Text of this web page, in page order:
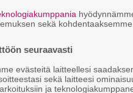
sekä
seuraavasti
evästeitä laitteellesi
sekä laitteesi
ja